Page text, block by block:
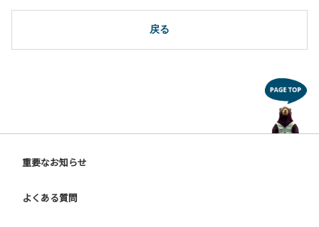
戻る
重要なお知らせ
よくある質問